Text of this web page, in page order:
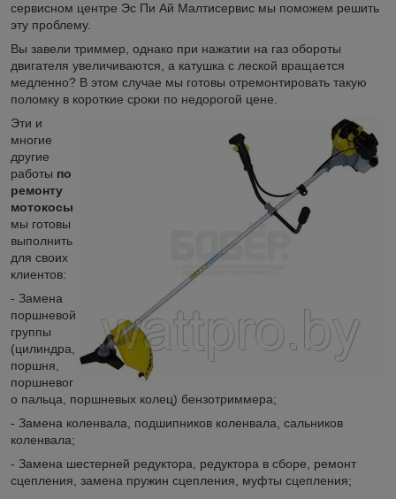
сервисном центре Эс Пи Ай Малтисервис мы поможем решить
эту проблему.
Вы завели триммер, однако при нажатии на газ обороты
двигателя увеличиваются, а катушка с леской вращается
медленно? В этом случае мы готовы отремонтировать такую
поломку в короткие сроки по недорогой цене.
Эти и
многие
другие
работы по
ремонту
мотокосы
мы готовы
выполнить
для своих
клиентов:
- Замена
поршневой
группы
(цилиндра,
поршня,
поршневог
о пальца, поршневых колец) бензотриммера;
- Замена коленвала, подшипников коленвала, сальников
коленвала;
- Замена шестерней редуктора, редуктора в сборе, ремонт
сцепления, замена пружин сцепления, муфты сцепления;